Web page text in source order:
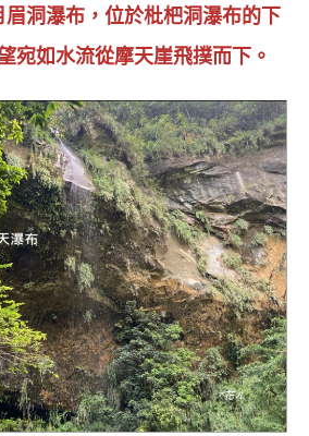
洞瀑布，位於枇杷洞瀑布的下
宛如水流從摩天崖飛撲而下 。